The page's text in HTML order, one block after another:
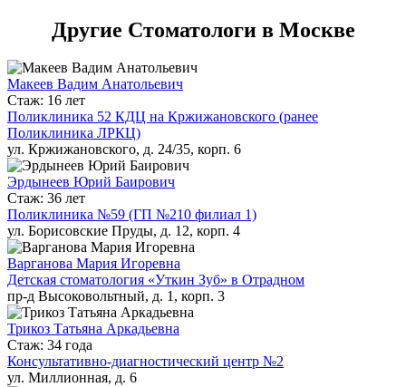
Другие Стоматологи в Москве
Макеев Вадим Анатольевич
Стаж: 16 лет
Поликлиника 52 КДЦ на Кржижановского (ранее
Поликлиника ЛРКЦ)
ул. Кржижановского, д. 24/35, корп. 6
Эрдынеев Юрий Баирович
Стаж: 36 лет
Поликлиника №59 (ГП №210 филиал 1)
ул. Борисовские Пруды, д. 12, корп. 4
Варганова Мария Игоревна
Детская стоматология «Уткин Зуб» в Отрадном
пр-д Высоковольтный, д. 1, корп. 3
Трикоз Татьяна Аркадьевна
Стаж: 34 года
Консультативно-диагностический центр №2
ул. Миллионная, д. 6